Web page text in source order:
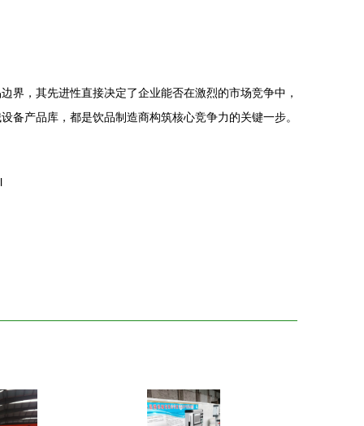
界，其先进性直接决定了企业能否在激烈的市场竞争中，
备产品库，都是饮品制造商构筑核心竞争力的关键一步。